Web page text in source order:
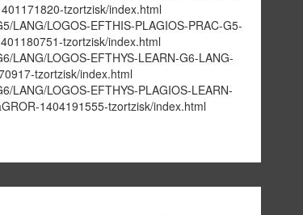
tzortzisk/index.html
LANG/LOGOS-EFTHIS-PLAGIOS-PRAC-G5-
tzortzisk/index.html
LANG/LOGOS-EFTHYS-LEARN-G6-LANG-
tzortzisk/index.html
LANG/LOGOS-EFTHYS-PLAGIOS-LEARN-
1404191555-tzortzisk/index.html